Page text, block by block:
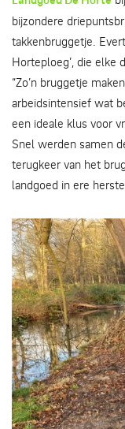
bijzondere
takkenbruggetje.
Horteploeg’, die elke
“Zo’n bruggetje
arbeidsintensief wat
een ideale klus voor
Snel werden samen
terugkeer van het
landgoed in ere